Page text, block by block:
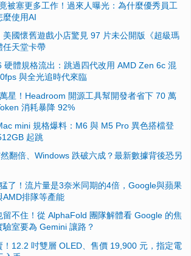
被塞更多工作！過來人曝光：為什麼優秀員工
麼使用AI
美國懷舊遊戲小店驚見 97 片未公開版《超級瑪
任天堂卡帶
硬體規格流出：跳過四代改用 AMD Zen 6c 混
與全光追時代來臨
星！Headroom 開源工具幫開發者省下 70 萬
消耗暴降 92%
mini 規格爆料：M6 與 M5 Pro 異色搭檔登
起跳
翻倍、Windows 跌破六成？最新數據背後恐另
了！流片量是3奈米同期的4倍，Google與蘋果
AMD排隊等產能
留不住！從 AlphaFold 團隊解體看 Google 的焦
驗室要為 Gemini 讓路？
！12.2 吋雙層 OLED、售價 19,900 元，指定電